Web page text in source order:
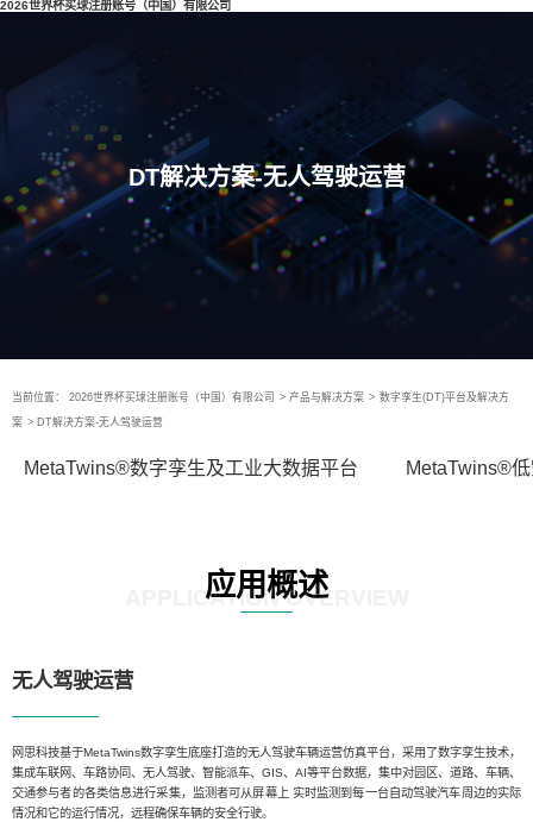
2026世界杯买球注册账号（中国）有限公司
DT解决方案-无人驾驶运营
当前位置： 2026世界杯买球注册账号（中国）有限公司 > 产品与解决方案 > 数字孪生(DT)平台及解决方
案 > DT解决方案-无人驾驶运营
MetaTwins®数字孪生及工业大数据平台 MetaTwins®
应用概述
APPLICATION OVERVIEW
无人驾驶运营
网思科技基于MetaTwins数字孪生底座打造的无人驾驶车辆运营仿真平台，采用了数字孪生技术，
集成车联网、车路协同、无人驾驶、智能派车、GIS、AI等平台数据，集中对园区、道路、车辆、
交通参与者的各类信息进行采集，监测者可从屏幕上 实时监测到每一台自动驾驶汽车周边的实际
情况和它的运行情况，远程确保车辆的安全行驶。